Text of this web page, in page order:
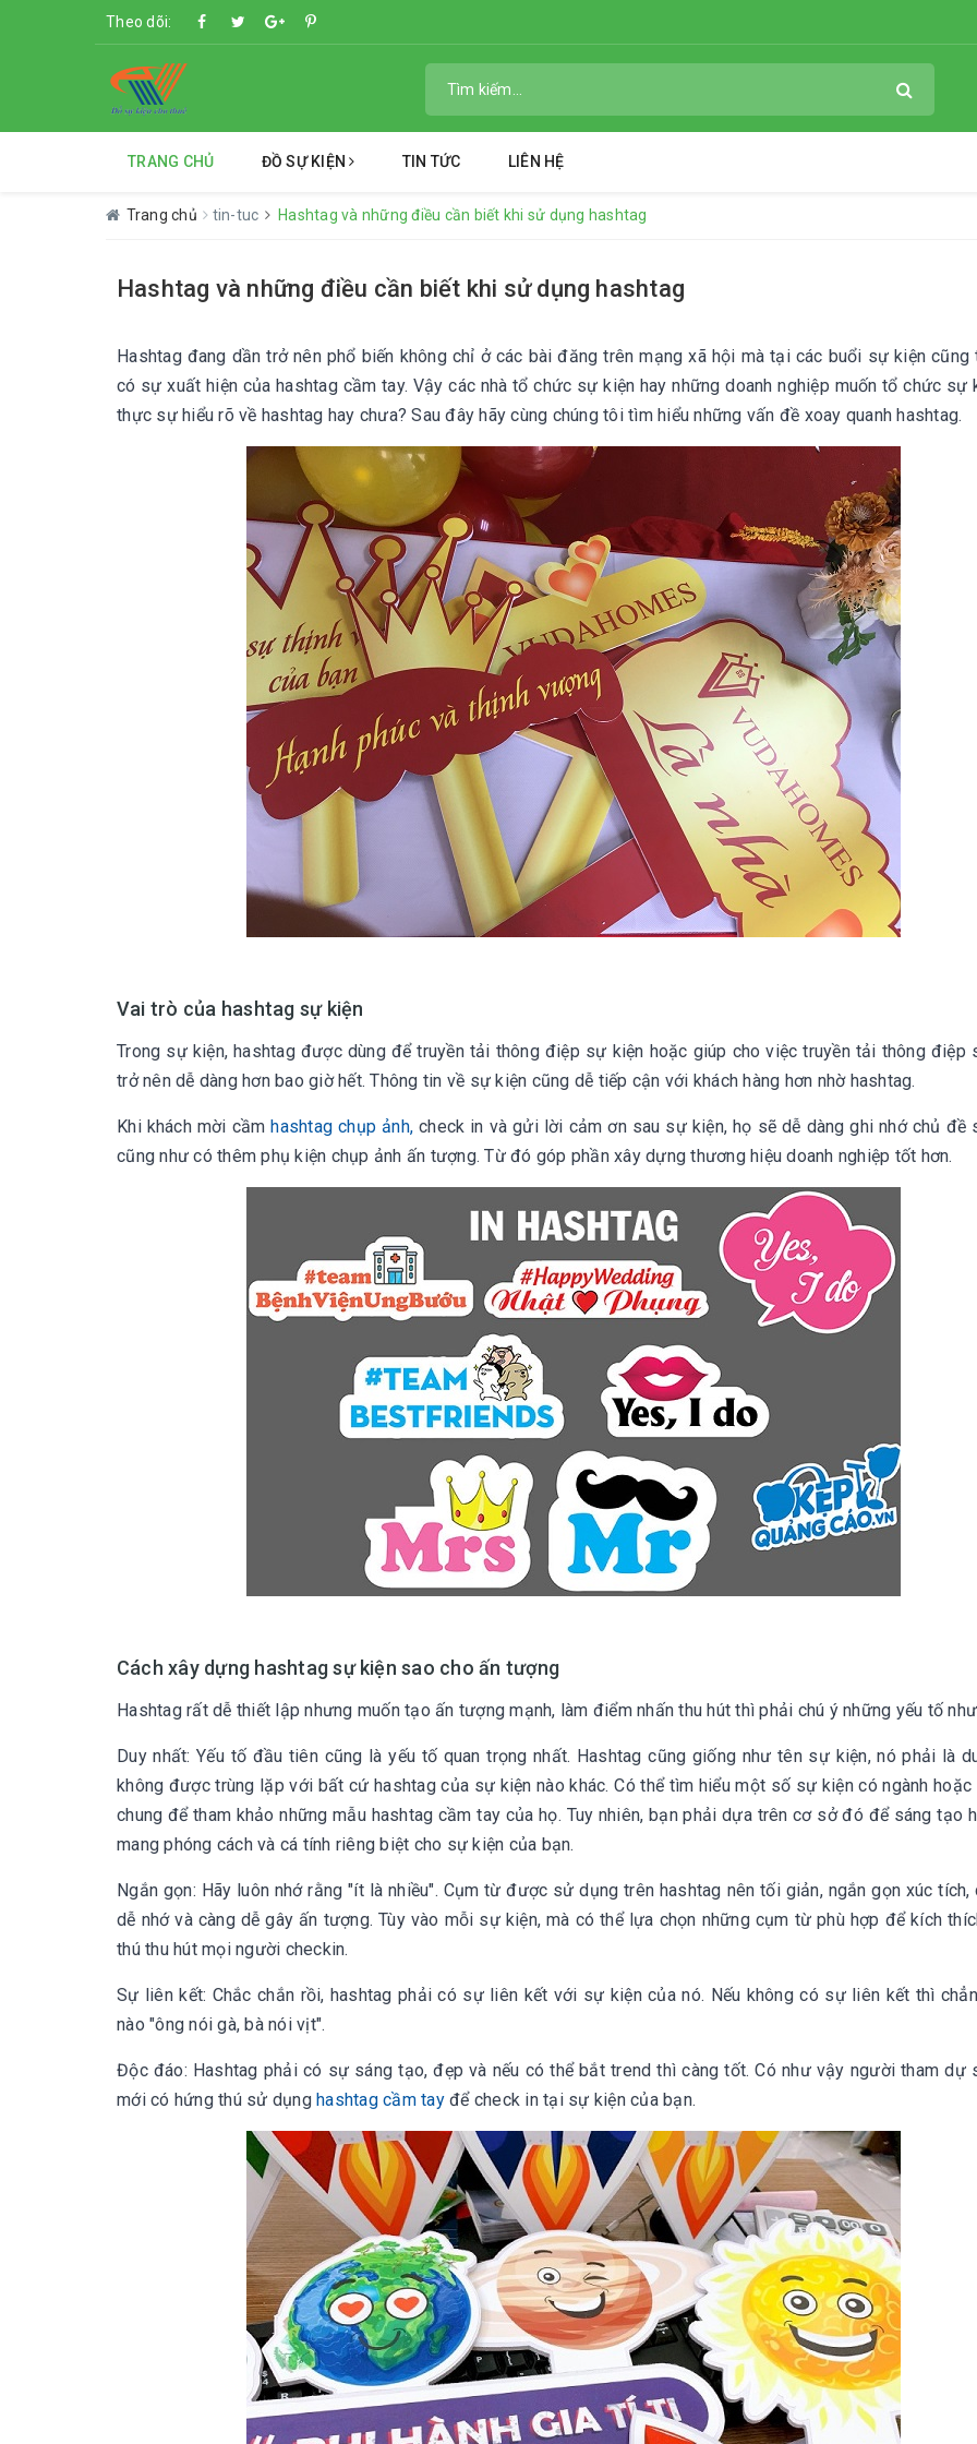
Theo dõi:
TRANG CHỦ ĐỒ SỰ KIỆN TIN TỨC LIÊN HỆ
Trang chủ tin-tuc Hashtag và những điều cần biết khi sử dụng hashtag
Hashtag và những điều cần biết khi sử dụng hashtag
Hashtag đang dần trở nên phổ biến không chỉ ở các bài đăng trên mạng xã hội mà tại các buổi sự kiện cũng
có sự xuất hiện của hashtag cầm tay. Vậy các nhà tổ chức sự kiện hay những doanh nghiệp muốn tổ chức sự
thực sự hiểu rõ về hashtag hay chưa? Sau đây hãy cùng chúng tôi tìm hiểu những vấn đề xoay quanh hashtag.
Vai trò của hashtag sự kiện
Trong sự kiện, hashtag được dùng để truyền tải thông điệp sự kiện hoặc giúp cho việc truyền tải thông điệp
trở nên dễ dàng hơn bao giờ hết. Thông tin về sự kiện cũng dễ tiếp cận với khách hàng hơn nhờ hashtag.
Khi khách mời cầmhashtag chụp ảnh, check in và gửi lời cảm ơn sau sự kiện, họ sẽ dễ dàng ghi nhớ chủ đề
cũng như có thêm phụ kiện chụp ảnh ấn tượng. Từ đó góp phần xây dựng thương hiệu doanh nghiệp tốt hơn.
Cách xây dựng hashtag sự kiện sao cho ấn tượng
Hashtag rất dễ thiết lập nhưng muốn tạo ấn tượng mạnh, làm điểm nhấn thu hút thì phải chú ý những yếu tố
Duy nhất: Yếu tố đầu tiên cũng là yếu tố quan trọng nhất. Hashtag cũng giống như tên sự kiện, nó phải là
không được trùng lặp với bất cứ hashtag của sự kiện nào khác. Có thể tìm hiểu một số sự kiện có ngành hoặc
chung để tham khảo những mẫu hashtag cầm tay của họ. Tuy nhiên, bạn phải dựa trên cơ sở đó để sáng tạo
mang phóng cách và cá tính riêng biệt cho sự kiện của bạn.
Ngắn gọn: Hãy luôn nhớ rằng "ít là nhiều". Cụm từ được sử dụng trên hashtag nên tối giản, ngắn gọn xúc tích,
dễ nhớ và càng dễ gây ấn tượng. Tùy vào mỗi sự kiện, mà có thể lựa chọn những cụm từ phù hợp để kích
thú thu hút mọi người checkin.
Sự liên kết: Chắc chắn rồi, hashtag phải có sự liên kết với sự kiện của nó. Nếu không có sự liên kết thì
nào "ông nói gà, bà nói vịt".
Độc đáo: Hashtag phải có sự sáng tạo, đẹp và nếu có thể bắt trend thì càng tốt. Có như vậy người tham dự
mới có hứng thú sử dụng hashtag cầm tayđể check in tại sự kiện của bạn.